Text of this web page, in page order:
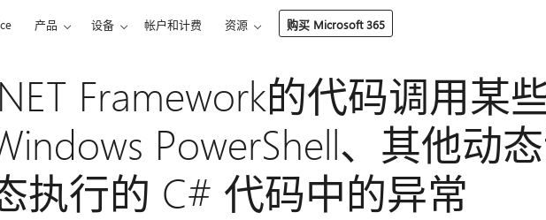
产品 设备 帐户和计费 资源 购买 Microsoft 365
Framework的代码调用某
PowerShell、其他动
执行的 C# 代码中的异常